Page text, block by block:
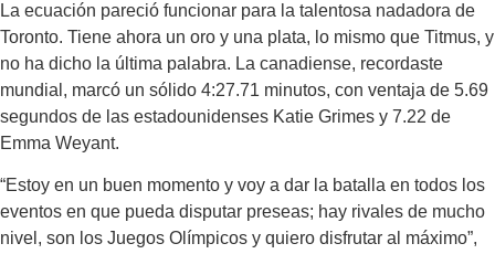
La ecuación pareció funcionar para la talentosa nadadora de
Toronto. Tiene ahora un oro y una plata, lo mismo que Titmus, y
no ha dicho la última palabra. La canadiense, recordaste
mundial, marcó un sólido 4:27.71 minutos, con ventaja de 5.69
segundos de las estadounidenses Katie Grimes y 7.22 de
Emma Weyant.
“Estoy en un buen momento y voy a dar la batalla en todos los
eventos en que pueda disputar preseas; hay rivales de mucho
nivel, son los Juegos Olímpicos y quiero disfrutar al máximo”,